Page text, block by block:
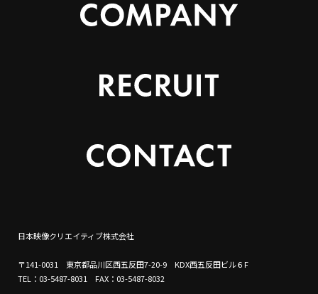
日本映像クリエイティブ株式会社
〒141-0031 東京都品川区西五反田7-20-9 KDX西五反田ビル６F
TEL：03-5487-8031 FAX：03-5487-8032